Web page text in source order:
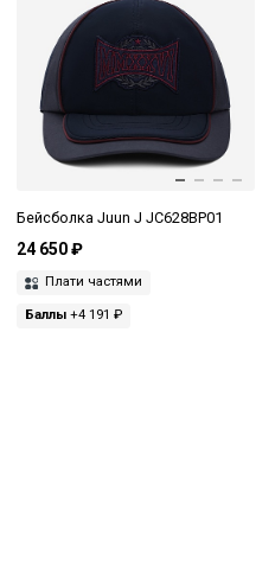
Бейсболка Juun J JC628BP01
24 650 ₽
Плати частями
Баллы +4 191 ₽